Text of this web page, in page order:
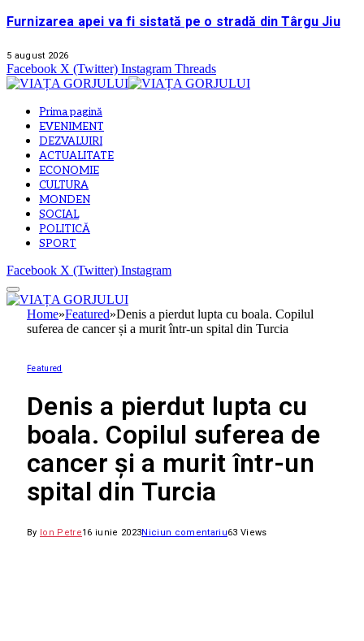
Furnizarea apei va fi sistată pe o stradă din Târgu Jiu
5 august 2026
Facebook X (Twitter) Instagram Threads
Prima pagină
EVENIMENT
DEZVALUIRI
ACTUALITATE
ECONOMIE
CULTURA
MONDEN
SOCIAL
POLITICĂ
SPORT
Facebook X (Twitter) Instagram
Home»Featured»Denis a pierdut lupta cu boala. Copilul
suferea de cancer și a murit într-un spital din Turcia
Featured
Denis a pierdut lupta cu
boala. Copilul suferea de
cancer și a murit într-un
spital din Turcia
By Ion Petre16 iunie 2023Niciun comentariu63 Views